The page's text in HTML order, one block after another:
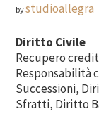
bystudioallegra
Diritto Civile
Recupero
Responsabilità
Successioni,
Sfratti, Diritto